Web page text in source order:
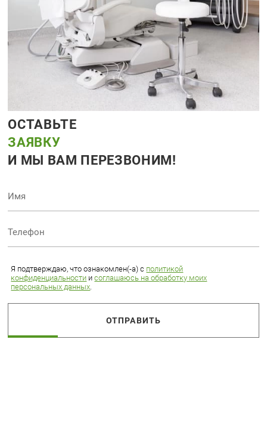
ОСТАВЬТЕ
ЗАЯВКУ
И МЫ ВАМ ПЕРЕЗВОНИМ!
Я подтверждаю, что ознакомлен(-а) с политикой
конфиденциальности исоглашаюсь на обработку моих
персональных данных.
ОТПРАВИТЬ